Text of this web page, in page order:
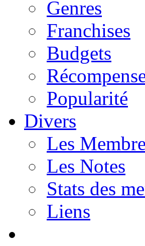
Genres
Franchises
Budgets
Popularité
Divers
Les
Les Notes
Stats des
Liens